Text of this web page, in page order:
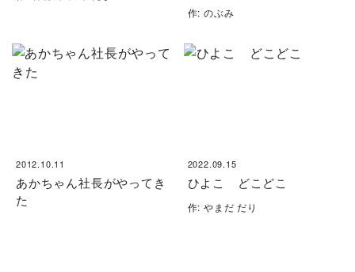
作: のぶみ
2012.10.11
あかちゃん社長がやってき
た
2022.09.15
ひよこ どこどこ
作: やまだ だり